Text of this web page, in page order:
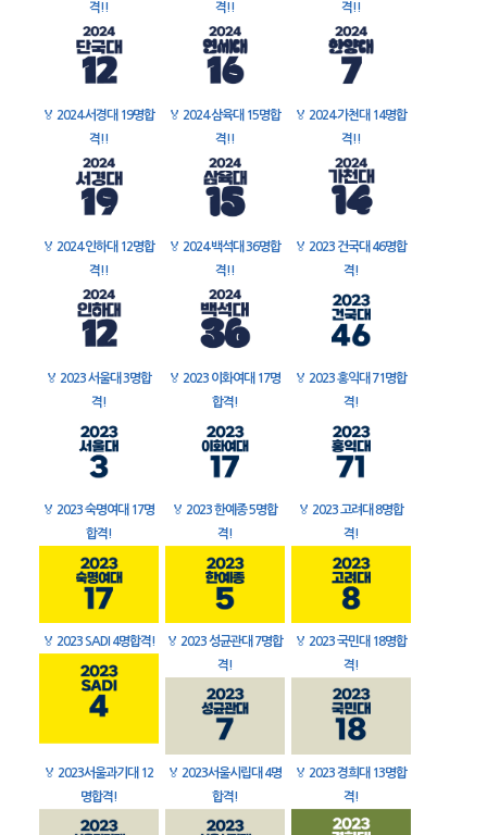
격!!
격!!
격!!
🏅 2024 서경대 19명합
격!!
🏅 2024 삼육대 15명합
격!!
🏅 2024 가천대 14명합
격!!
🏅 2024 인하대 12명합
격!!
🏅 2024 백석대 36명합
격!!
🏅 2023 건국대 46명합
격!
🏅 2023 서울대 3명합
격!
🏅 2023 이화여대 17명
합격!
🏅 2023 홍익대 71명합
격!
🏅 2023 숙명여대 17명
합격!
🏅 2023 한예종 5명합
격!
🏅 2023 고려대 8명합
격!
🏅 2023 SADI 4명합격! 🏅 2023 성균관대 7명합
격!
🏅 2023 국민대 18명합
격!
🏅 2023서울과기대 12
명합격!
🏅 2023서울시립대 4명
합격!
🏅 2023 경희대 13명합
격!